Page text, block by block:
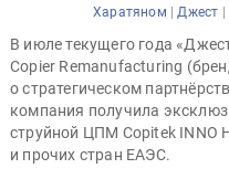
Харатяном | Джест |
В июле текущего года
Copier Remanufacturing
о стратегическом
компания получила
струйной ЦПМ Copitek INNO
и прочих стран ЕАЭС.